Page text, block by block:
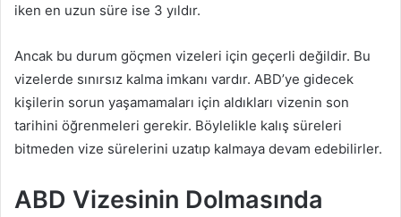
iken en uzun süre ise 3 yıldır.
Ancak bu durum göçmen vizeleri için geçerli değildir. Bu
vizelerde sınırsız kalma imkanı vardır. ABD’ye gidecek
kişilerin sorun yaşamamaları için aldıkları vizenin son
tarihini öğrenmeleri gerekir. Böylelikle kalış süreleri
bitmeden vize sürelerini uzatıp kalmaya devam edebilirler.
ABD Vizesinin Dolmasında